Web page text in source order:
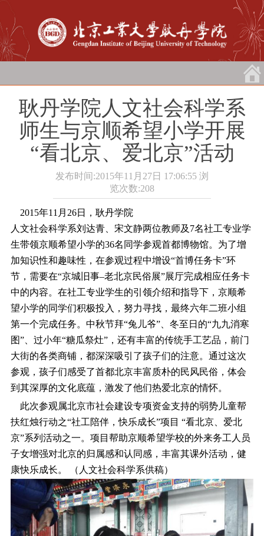
耿丹学院人文社会科学系
师生与京顺希望小学开展
“看北京、爱北京”活动
发布时间:2015年11月27日 17:06:55 浏
览次数:208
2015年11月26日，耿丹学院
人文社会科学系刘达青、宋文静两位教师及7名社工专业学
生带领京顺希望小学的36名同学参观首都博物馆。为了增
加知识性和趣味性，在参观过程中增设“首博任务卡”环
节，需要在“京城旧事–老北京民俗展”展厅完成相应任务卡
中的内容。在社工专业学生的引领介绍和指导下，京顺希
望小学的同学们积极投入，努力寻找，最终六年二班小组
第一个完成任务。中秋节拜“兔儿爷”、冬至日的“九九消寒
图”、过小年“糖瓜祭灶”，还有丰富的传统手工艺品，前门
大街的各类商铺，都深深吸引了孩子们的注意。通过这次
参观，孩子们感受了首都北京丰富质朴的民风民俗，体会
到其深厚的文化底蕴，激发了他们热爱北京的情怀。
此次参观属北京市社会建设专项资金支持的弱势儿童帮
扶红烛行动之“社工陪伴，快乐成长”项目 “看北京、爱北
京”系列活动之一。项目帮助京顺希望学校的外来务工人员
子女增强对北京的归属感和认同感，丰富其课外活动，健
康快乐成长。 （人文社会科学系供稿）